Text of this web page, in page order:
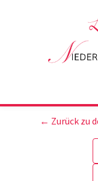
← Zurück zu